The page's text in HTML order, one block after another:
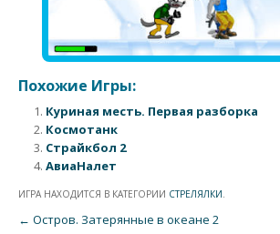
Похожие Игры:
Куриная месть. Первая разборка
Космотанк
Страйкбол 2
АвиаНалет
ИГРА НАХОДИТСЯ В КАТЕГОРИИ СТРЕЛЯЛКИ.
Post navigation
← Остров. Затерянные в океане 2